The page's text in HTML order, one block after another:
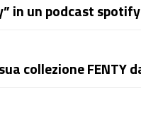
in un podcast
collezione FENTY